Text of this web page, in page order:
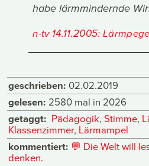
habe lärmmindernde
n-tv 14.11.2005:
geschrieben: 02.02.2019
gelesen: 2580 mal in 2026
getaggt: Pädagogik, Stimme,
Klassenzimmer, Lärmampel
kommentiert: 💬 Die Welt will
denken.